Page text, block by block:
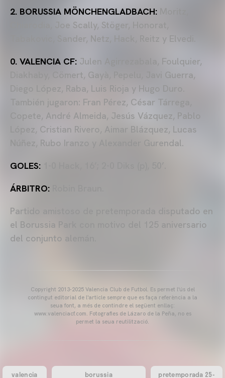
2. BORUSSIA MÖNCHENGLADBACH:
Chiarodia, Joe Scally, Stöger, Honorat,
Tabakovic, Sander, Netz, Hack, Reitz y Elvedi.
0. VALENCIA CF: Julen Agirrezabala, Foulquier,
Diakhaby, Cömert, Gayà, Pepelu, Javi Guerra,
Diego López, Raba, Luis Rioja y Hugo Duro.
También jugaron: Fran Pérez, César Tárrega,
Copete, André Almeida, Jesús Vázquez, Pablo
López, Cristian Rivero, Aimar Blázquez, Lucas
Núñez, Rubo Iranzo y Alexander Gurendal.
GOLES: 1-0 Hack, 16’; 2-0 Diks (p), 50’.
ÁRBITRO:
Partido amistoso de pretemporada disputado en
el Borussia Park con motivo del 125 aniversario
del conjunto alemán.
Copyright 2013-2025 Valencia Club de Futbol. Es permet l'ús del
contingut editorial de l'article sempre que es faça referència a la
seua font, a més de contindre el següent enllaç:
www.valenciacf.com. Fotografies de Lázaro de la Peña, no es
permet la seua reutilització.
valencia borussia pretemporada 25-